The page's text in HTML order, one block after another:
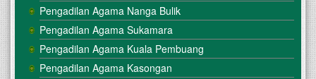
Pengadilan Agama Nanga Bulik
Pengadilan Agama Sukamara
Pengadilan Agama Kuala Pembuang
Pengadilan Agama Kasongan